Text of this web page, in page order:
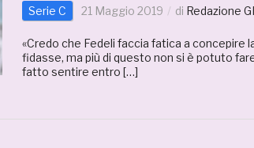
Serie C 21 Maggio 2019 di Redazione
«Credo che Fedeli faccia fatica a concepire
fidasse, ma più di questo non si è potuto
fatto sentire entro […]